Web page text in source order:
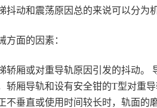
抖动和震荡原因总的来说可以分为
方面的因素：
轿厢或对重导轨原因引发的抖动。
轿厢导轨和设有安全钳的T型对重
不垂直或使用时间较长时，轨面的